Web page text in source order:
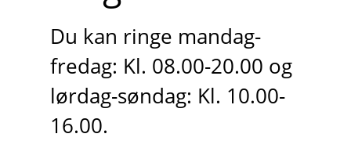
Du kan ringe mandag-
fredag: Kl. 08.00-20.00 og
lørdag-søndag: Kl. 10.00-
16.00.